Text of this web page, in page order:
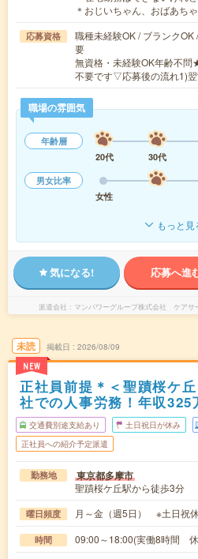
＊おじいちゃん、おばあち
応募資格
職種未経験OK / ブランク
要
無資格・未経験OK年齢不
不要です▽応募後の流れ1)
職場の雰囲気
年齢層
20代
30代
男女比率
女性
もっと見
気になる! 応募へ進
派遣会社 マンパワーグループ株式会社 ケアサ
未読
NEW
掲載日 2026/08/09
正社員前提＊＜聖蹟桜ケ
社での人事労務！年収325
交通費別途支給あり 土日祝日が休み
正社員への紹介予定派遣
勤務地 東京都多摩市
聖蹟桜ケ丘駅から徒歩3分
曜日頻度 月～金（週5日） ※土日祝
時間 09:00～18:00(実働8時間